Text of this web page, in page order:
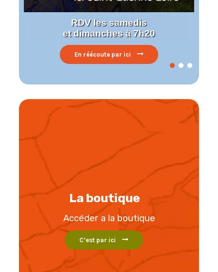
En réécoute par ici
RDV les samedis
et dimanches à 7h20
La boutique
Accéder a la boutique
C’est par ici